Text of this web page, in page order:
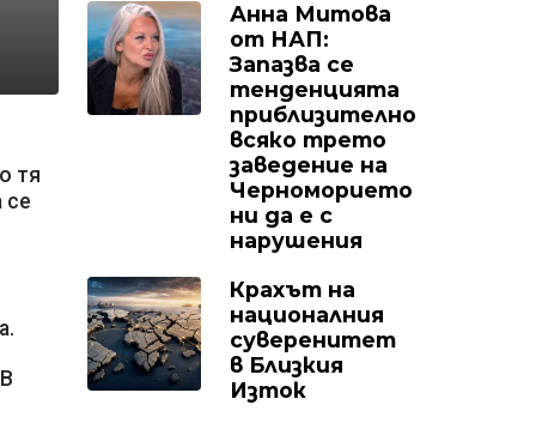
тя
се
Анна Митова
от НАП:
Запазва се
тенденцията
приблизително
всяко трето
заведение на
Черноморието
ни да е с
нарушения
Крахът на
националния
суверенитет
в Близкия
Изток